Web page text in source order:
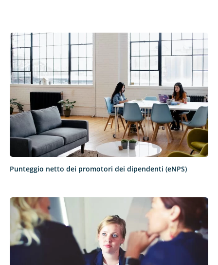
Punteggio netto dei promotori dei dipendenti (eNPS)